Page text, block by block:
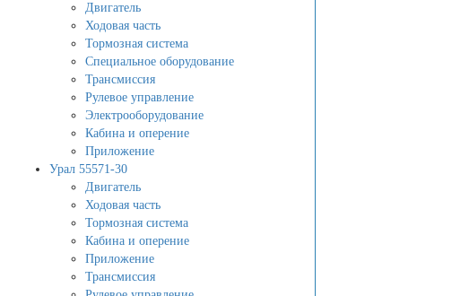
Двигатель
Ходовая часть
Тормозная система
Специальное оборудование
Трансмиссия
Рулевое управление
Электрооборудование
Кабина и оперение
Приложение
Урал 55571-30
Двигатель
Ходовая часть
Тормозная система
Кабина и оперение
Приложение
Трансмиссия